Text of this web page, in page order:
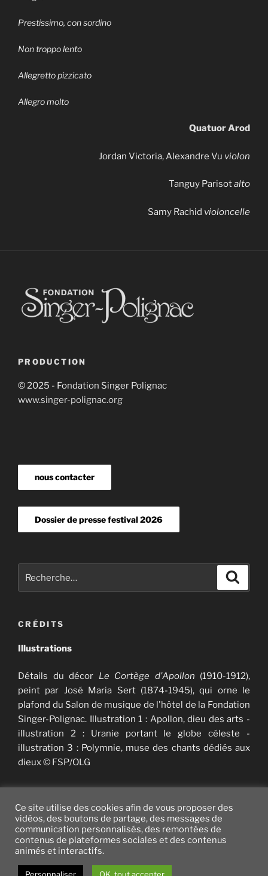
Prestissimo, con sordino
Non troppo lento
Allegretto pizzicato
Allegro molto
Quatuor Arod
Jordan Victoria, Alexandre Vu violon
Tanguy Parisotalto
Samy Rachid violoncelle
PRODUCTION
© 2025 - Fondation Singer Polignac
www.singer-polignac.org
nous contacter
Dossier de presse festival 2026
CRÉDITS
Illustrations
Détails du décor Le Cortège d'Apollon (1910-1912),
peint par José Maria Sert (1874-1945), qui orne le
plafond du Salon de musique de l'hôtel de la Fondation
Singer-Polignac. Illustration 1 : Apollon, dieu des arts -
illustration 2 : Uranie portant le globe céleste -
illustration 3 : Polymnie, muse des chants dédiés aux
dieux © FSP/OLG
Twitter facebookvimeo instagramYouTube
Fièrement propulsé par WordPress
Ce site utilise des cookies afin de vous proposer des
vidéos, des boutons de partage, des messages de
communication personnalisés, des remontées de
contenus de plateformes sociales et des contenus
animés et interactifs.